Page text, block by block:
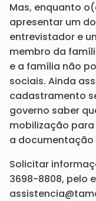
Mas, enquanto
apresentar um
entrevistador e
membro da
e a família não
sociais. Ainda
cadastramento
governo saber
mobilização
a
Solicitar
3698-8808, pelo